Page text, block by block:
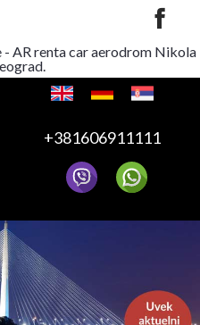
- AR renta car aerodrom Nikola
+381606911111